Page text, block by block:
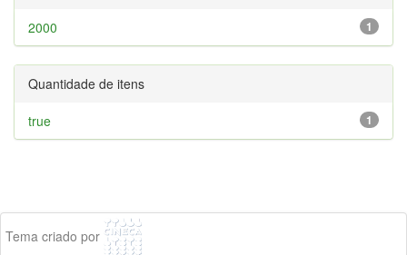
1
2000
Quantidade de itens
1
true
Tema criado por